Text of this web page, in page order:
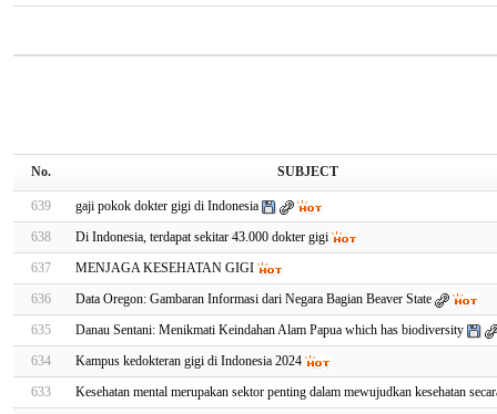
No. SUBJECT
639
gaji pokok dokter gigi di Indonesia
638
Di Indonesia, terdapat sekitar 43.000 dokter gigi
637
MENJAGA KESEHATAN GIGI
636
Data Oregon: Gambaran Informasi dari Negara Bagian Beaver State
635
Danau Sentani: Menikmati Keindahan Alam Papua which has biodiversity
634
Kampus kedokteran gigi di Indonesia 2024
633
Kesehatan mental merupakan sektor penting dalam mewujudkan kesehatan